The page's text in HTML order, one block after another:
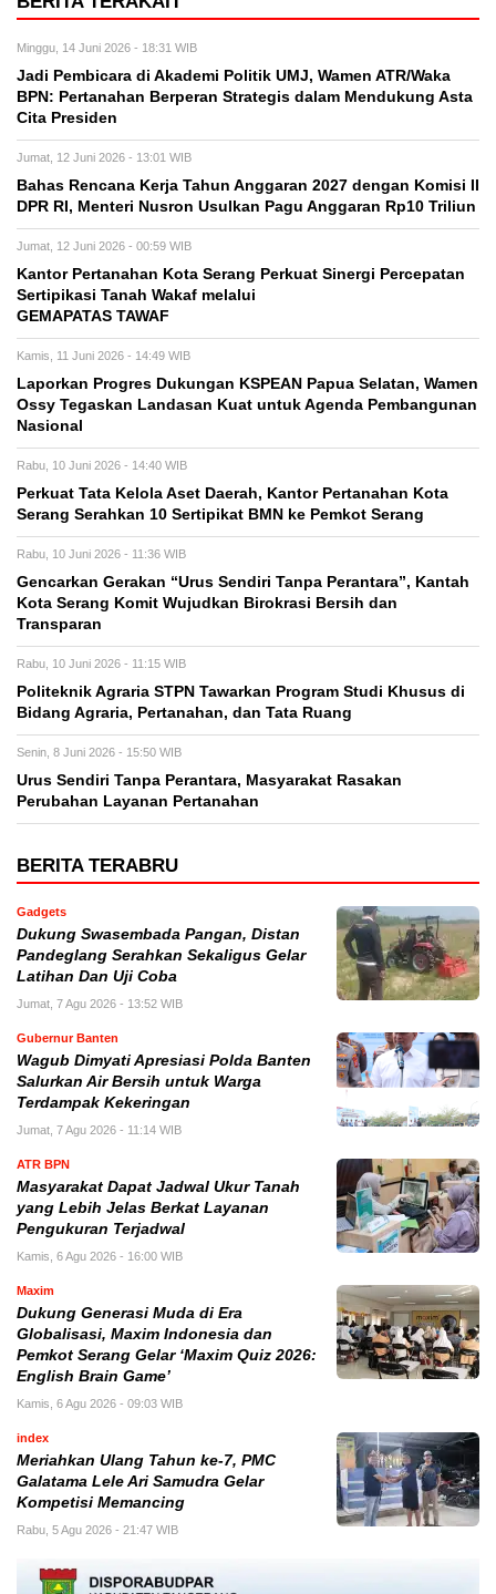
Minggu, 14 Juni 2026 - 18:31 WIB
Jadi Pembicara di Akademi Politik UMJ, Wamen ATR/Waka
BPN: Pertanahan Berperan Strategis dalam Mendukung Asta
Cita Presiden
Jumat, 12 Juni 2026 - 13:01 WIB
Bahas Rencana Kerja Tahun Anggaran 2027 dengan Komisi II
DPR RI, Menteri Nusron Usulkan Pagu Anggaran Rp10 Triliun
Jumat, 12 Juni 2026 - 00:59 WIB
Kantor Pertanahan Kota Serang Perkuat Sinergi Percepatan
Sertipikasi Tanah Wakaf melalui
GEMAPATAS TAWAF
Kamis, 11 Juni 2026 - 14:49 WIB
Laporkan Progres Dukungan KSPEAN Papua Selatan, Wamen
Ossy Tegaskan Landasan Kuat untuk Agenda Pembangunan
Nasional
Rabu, 10 Juni 2026 - 14:40 WIB
Perkuat Tata Kelola Aset Daerah, Kantor Pertanahan Kota
Serang Serahkan 10 Sertipikat BMN ke Pemkot Serang
Rabu, 10 Juni 2026 - 11:36 WIB
Gencarkan Gerakan “Urus Sendiri Tanpa Perantara”, Kantah
Kota Serang Komit Wujudkan Birokrasi Bersih dan
Transparan
Rabu, 10 Juni 2026 - 11:15 WIB
Politeknik Agraria STPN Tawarkan Program Studi Khusus di
Bidang Agraria, Pertanahan, dan Tata Ruang
Senin, 8 Juni 2026 - 15:50 WIB
Urus Sendiri Tanpa Perantara, Masyarakat Rasakan
Perubahan Layanan Pertanahan
BERITA TERABRU
Gadgets
Dukung Swasembada Pangan, Distan
Pandeglang Serahkan Sekaligus Gelar
Latihan Dan Uji Coba
Jumat, 7 Agu 2026 - 13:52 WIB
Gubernur Banten
Wagub Dimyati Apresiasi Polda Banten
Salurkan Air Bersih untuk Warga
Terdampak Kekeringan
Jumat, 7 Agu 2026 - 11:14 WIB
ATR BPN
Masyarakat Dapat Jadwal Ukur Tanah
yang Lebih Jelas Berkat Layanan
Pengukuran Terjadwal
Kamis, 6 Agu 2026 - 16:00 WIB
Maxim
Dukung Generasi Muda di Era
Globalisasi, Maxim Indonesia dan
Pemkot Serang Gelar ‘Maxim Quiz 2026:
English Brain Game’
Kamis, 6 Agu 2026 - 09:03 WIB
index
Meriahkan Ulang Tahun ke-7, PMC
Galatama Lele Ari Samudra Gelar
Kompetisi Memancing
Rabu, 5 Agu 2026 - 21:47 WIB